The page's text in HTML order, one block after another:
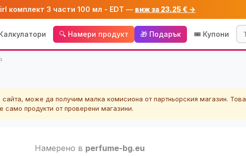
комплект 3 части 100 мл - EDT — виж за 23.25 € →
🔍 Намери продукт 🎁 Подарък 🎟️ Купони
сайта, може да получим малка комисиона от партньорския магазин. Това
продукти от проверени магазини.
Намерено в perfume-bg.eu